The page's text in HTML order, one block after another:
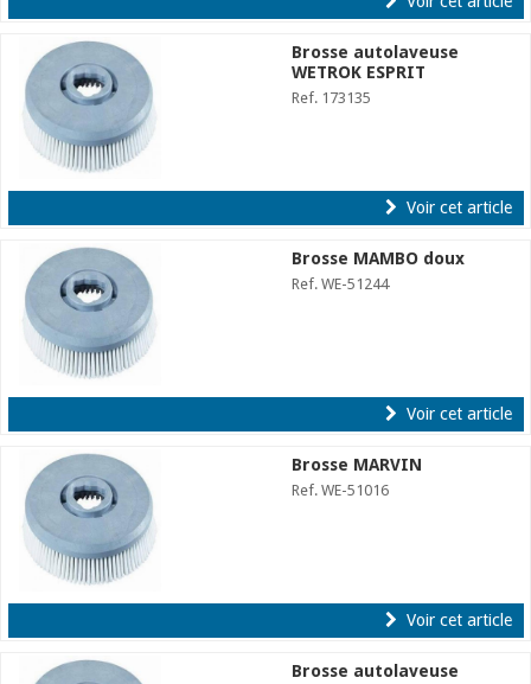
Brosse autolaveuse
WETROK ESPRIT
Ref. 173135
Voir cet article
Brosse MAMBO doux
Ref. WE-51244
Voir cet article
Brosse MARVIN
Ref. WE-51016
Voir cet article
Brosse autolaveuse